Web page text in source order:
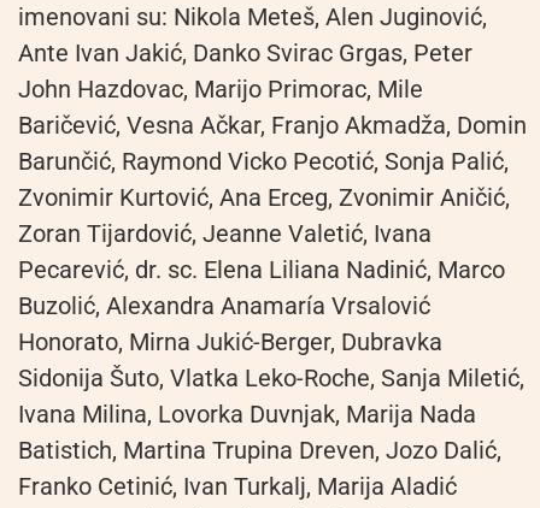
imenovani su: Nikola Meteš, Alen Juginović,
Ante Ivan Jakić, Danko Svirac Grgas, Peter
John Hazdovac, Marijo Primorac, Mile
Baričević, Vesna Ačkar, Franjo Akmadža, Domin
Barunčić, Raymond Vicko Pecotić, Sonja Palić,
Zvonimir Kurtović, Ana Erceg, Zvonimir Aničić,
Zoran Tijardović, Jeanne Valetić, Ivana
Pecarević, dr. sc. Elena Liliana Nadinić, Marco
Buzolić, Alexandra Anamaría Vrsalović
Honorato, Mirna Jukić-Berger, Dubravka
Sidonija Šuto, Vlatka Leko-Roche, Sanja Miletić,
Ivana Milina, Lovorka Duvnjak, Marija Nada
Batistich, Martina Trupina Dreven, Jozo Dalić,
Franko Cetinić, Ivan Turkalj, Marija Aladić